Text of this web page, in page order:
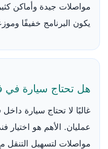
مواصلات جيدة وأماكن
يكون البرنامج خفيفًا
هل تحتاج سيارة في
غالبًا لا تحتاج سيارة داخل
عمليان. الأهم هو
مواصلات لتسهيل التنقل